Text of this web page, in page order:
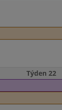
Týden 22